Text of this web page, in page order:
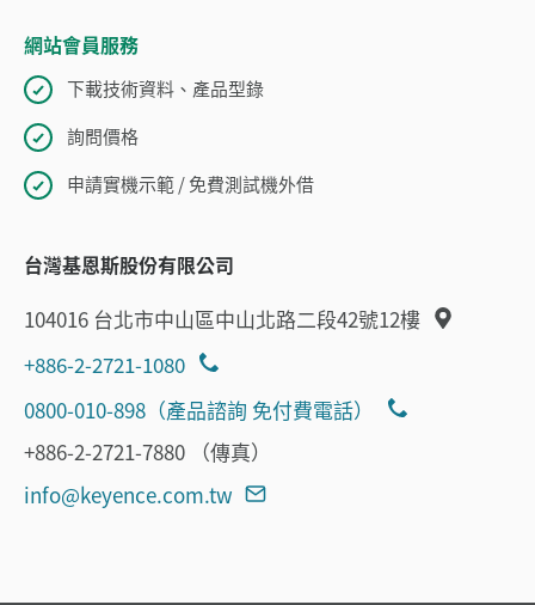
網站會員服務
下載技術資料、產品型錄
詢問價格
申請實機示範 / 免費測試機外借
台灣基恩斯股份有限公司
104016 台北市中山區中山北路二段42號12樓
+886-2-2721-1080
0800-010-898（產品諮詢 免付費電話）
+886-2-2721-7880 （傳真）
info@keyence.com.tw